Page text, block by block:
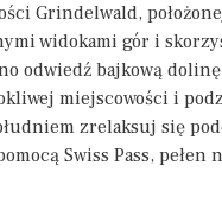
Grindelwald,
widokami gór i
odwiedź bajkową
miejscowości i
zrelaksuj się
Swiss Pass,